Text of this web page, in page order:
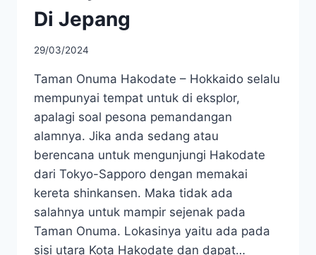
Di Jepang
29/03/2024
Taman Onuma Hakodate – Hokkaido selalu
mempunyai tempat untuk di eksplor,
apalagi soal pesona pemandangan
alamnya. Jika anda sedang atau
berencana untuk mengunjungi Hakodate
dari Tokyo-Sapporo dengan memakai
kereta shinkansen. Maka tidak ada
salahnya untuk mampir sejenak pada
Taman Onuma. Lokasinya yaitu ada pada
sisi utara Kota Hakodate dan dapat…